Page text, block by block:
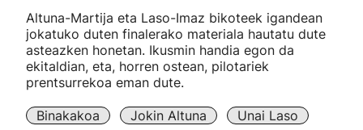
Mendi-lasterketak
Kirol gehiago
Altuna-Martija eta Laso-Imaz bikoteek igandean
jokatuko duten finalerako materiala hautatu dute
asteazken honetan. Ikusmin handia egon da
ekitaldian, eta, horren ostean, pilotariek
prentsurrekoa eman dute.
Binakakoa Jokin Altuna
Unai Laso